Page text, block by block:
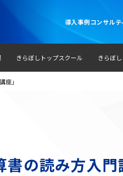
導入事例コンサル
きらぼしトップスクール きらぼ
座」
の読み方入門